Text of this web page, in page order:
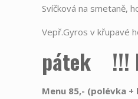
Svíčková na smetaně,
Vepř.Gyros v křupavé
pátek !!!
Menu 85,- (polévka +